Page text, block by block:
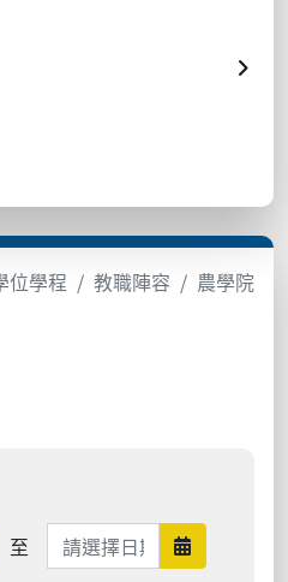
位學程 教職陣容
農學院
範圍開始
至 日期範圍結束 日期範圍